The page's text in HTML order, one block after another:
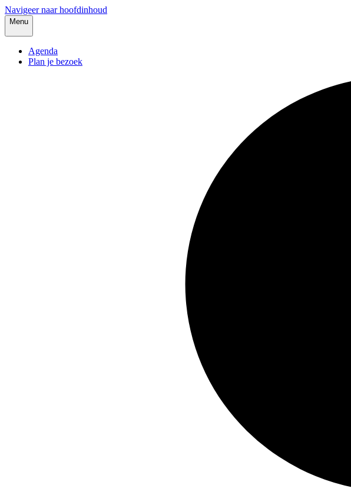
Navigeer naar hoofdinhoud
Menu
Agenda
Plan je bezoek